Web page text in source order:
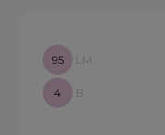
95 LM
4 B